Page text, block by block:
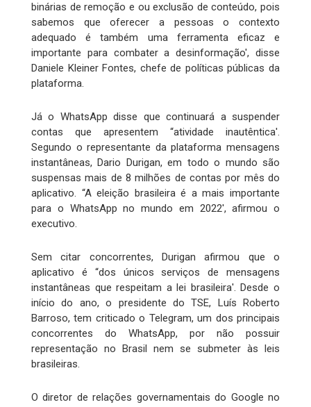
binárias de remoção e ou exclusão de conteúdo, pois
sabemos que oferecer a pessoas o contexto
adequado é também uma ferramenta eficaz e
importante para combater a desinformação', disse
Daniele Kleiner Fontes, chefe de políticas públicas da
plataforma.
Já o WhatsApp disse que continuará a suspender
contas que apresentem “atividade inautêntica'.
Segundo o representante da plataforma mensagens
instantâneas, Dario Durigan, em todo o mundo são
suspensas mais de 8 milhões de contas por mês do
aplicativo. “A eleição brasileira é a mais importante
para o WhatsApp no mundo em 2022', afirmou o
executivo.
Sem citar concorrentes, Durigan afirmou que o
aplicativo é “dos únicos serviços de mensagens
instantâneas que respeitam a lei brasileira'. Desde o
início do ano, o presidente do TSE, Luís Roberto
Barroso, tem criticado o Telegram, um dos principais
concorrentes do WhatsApp, por não possuir
representação no Brasil nem se submeter às leis
brasileiras.
O diretor de relações governamentais do Google no